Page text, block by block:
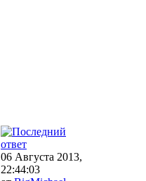
06 Августа 2013,
22:44:03